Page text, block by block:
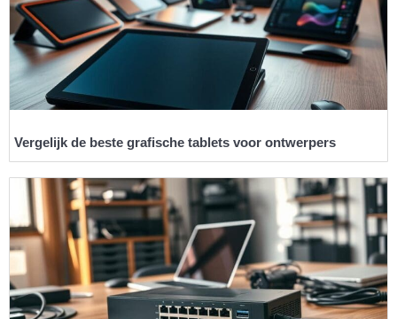
Vergelijk de beste grafische tablets voor ontwerpers